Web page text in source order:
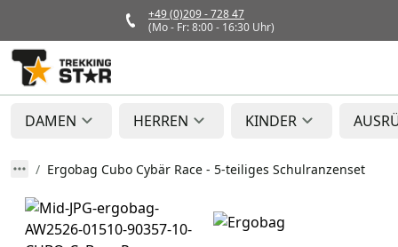
+49 (0)209 - 728 47
(Mo - Fr: 8:00 - 16:30 Uhr)
DAMEN HERREN KINDER
Ergobag Cubo Cybär Race - 5-teiliges Schulranzenset